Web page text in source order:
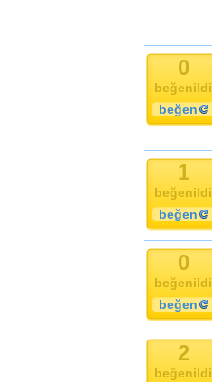
0
beğenildi
beğen
1
beğenildi
beğen
0
beğenildi
beğen
2
beğenildi